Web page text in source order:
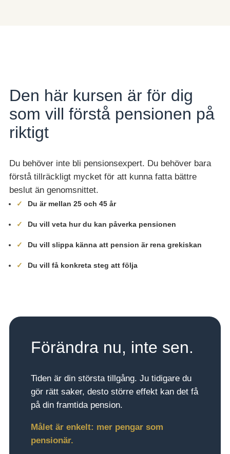
Den här kursen är för dig
som vill förstå pensionen på
riktigt
Du behöver inte bli pensionsexpert. Du behöver bara
förstå tillräckligt mycket för att kunna fatta bättre
beslut än genomsnittet.
Du är mellan 25 och 45 år
Du vill veta hur du kan påverka pensionen
Du vill slippa känna att pension är rena grekiskan
Du vill få konkreta steg att följa
Förändra nu, inte sen.
Tiden är din största tillgång. Ju tidigare du
gör rätt saker, desto större effekt kan det få
på din framtida pension.
Målet är enkelt: mer pengar som
pensionär.